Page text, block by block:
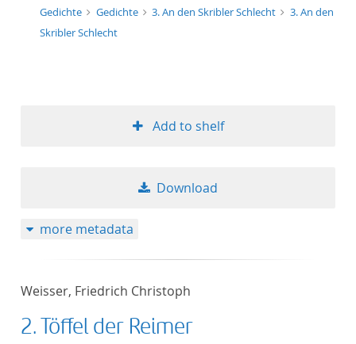
Gedichte
Gedichte 3. An den Skribler Schlecht
3. An den
Skribler Schlecht
Add to shelf
Download
more metadata
Weisser, Friedrich Christoph
2. Töffel der Reimer